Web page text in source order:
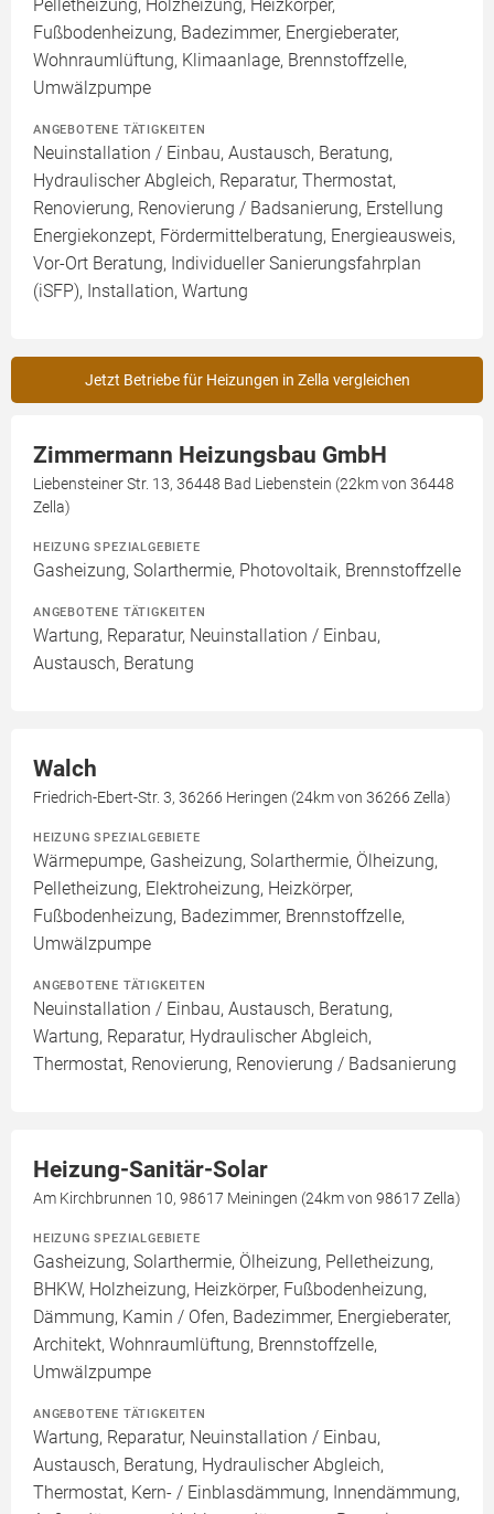
Pelletheizung, Holzheizung, Heizkörper,
Fußbodenheizung, Badezimmer, Energieberater,
Wohnraumlüftung, Klimaanlage, Brennstoffzelle,
Umwälzpumpe
ANGEBOTENE TÄTIGKEITEN
Neuinstallation / Einbau, Austausch, Beratung,
Hydraulischer Abgleich, Reparatur, Thermostat,
Renovierung, Renovierung / Badsanierung, Erstellung
Energiekonzept, Fördermittelberatung, Energieausweis,
Vor-Ort Beratung, Individueller Sanierungsfahrplan
(iSFP), Installation, Wartung
Jetzt Betriebe für Heizungen in Zella vergleichen
Zimmermann Heizungsbau GmbH
Liebensteiner Str. 13, 36448 Bad Liebenstein (22km von 36448
Zella)
HEIZUNG SPEZIALGEBIETE
Gasheizung, Solarthermie, Photovoltaik, Brennstoffzelle
ANGEBOTENE TÄTIGKEITEN
Wartung, Reparatur, Neuinstallation / Einbau,
Austausch, Beratung
Walch
Friedrich-Ebert-Str. 3, 36266 Heringen (24km von 36266 Zella)
HEIZUNG SPEZIALGEBIETE
Wärmepumpe, Gasheizung, Solarthermie, Ölheizung,
Pelletheizung, Elektroheizung, Heizkörper,
Fußbodenheizung, Badezimmer, Brennstoffzelle,
Umwälzpumpe
ANGEBOTENE TÄTIGKEITEN
Neuinstallation / Einbau, Austausch, Beratung,
Wartung, Reparatur, Hydraulischer Abgleich,
Thermostat, Renovierung, Renovierung / Badsanierung
Heizung-Sanitär-Solar
Am Kirchbrunnen 10, 98617 Meiningen (24km von 98617 Zella)
HEIZUNG SPEZIALGEBIETE
Gasheizung, Solarthermie, Ölheizung, Pelletheizung,
BHKW, Holzheizung, Heizkörper, Fußbodenheizung,
Dämmung, Kamin / Ofen, Badezimmer, Energieberater,
Architekt, Wohnraumlüftung, Brennstoffzelle,
Umwälzpumpe
ANGEBOTENE TÄTIGKEITEN
Wartung, Reparatur, Neuinstallation / Einbau,
Austausch, Beratung, Hydraulischer Abgleich,
Thermostat, Kern- / Einblasdämmung, Innendämmung,